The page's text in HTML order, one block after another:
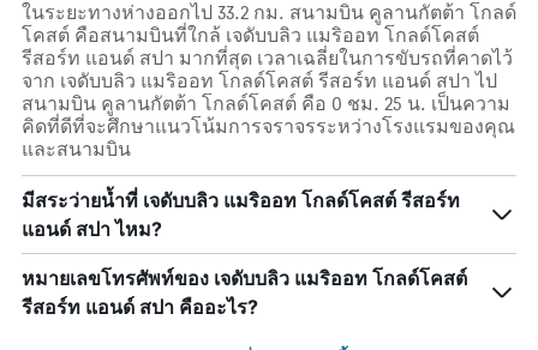
ในระยะทางห่างออกไป 33.2 กม. สนามบิน คูลานกัตต้า โกลด์
โคสต์ คือสนามบินที่ใกล้ เจดับบลิว แมริออท โกลด์โคสต์
รีสอร์ท แอนด์ สปา มากที่สุด เวลาเฉลี่ยในการขับรถที่คาดไว้
จาก เจดับบลิว แมริออท โกลด์โคสต์ รีสอร์ท แอนด์ สปา ไป
สนามบิน คูลานกัตต้า โกลด์โคสต์ คือ 0 ชม. 25 น. เป็นความ
คิดที่ดีที่จะศึกษาแนวโน้มการจราจรระหว่างโรงแรมของคุณ
และสนามบิน
มีสระว่ายน้ำที่ เจดับบลิว แมริออท โกลด์โคสต์ รีสอร์ท
แอนด์ สปา ไหม?
หมายเลขโทรศัพท์ของ เจดับบลิว แมริออท โกลด์โคสต์
รีสอร์ท แอนด์ สปา คืออะไร?